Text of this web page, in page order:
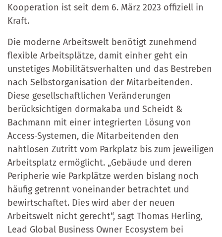
Kooperation ist seit dem 6. März 2023 offiziell in
Kraft.
Die moderne Arbeitswelt benötigt zunehmend
flexible Arbeitsplätze, damit einher geht ein
unstetiges Mobilitätsverhalten und das Bestreben
nach Selbstorganisation der Mitarbeitenden.
Diese gesellschaftlichen Veränderungen
berücksichtigen dormakaba und Scheidt &
Bachmann mit einer integrierten Lösung von
Access-Systemen, die Mitarbeitenden den
nahtlosen Zutritt vom Parkplatz bis zum jeweiligen
Arbeitsplatz ermöglicht. „Gebäude und deren
Peripherie wie Parkplätze werden bislang noch
häufig getrennt voneinander betrachtet und
bewirtschaftet. Dies wird aber der neuen
Arbeitswelt nicht gerecht“, sagt Thomas Herling,
Lead Global Business Owner Ecosystem bei